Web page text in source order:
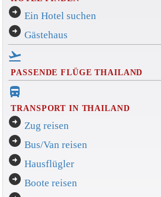
arrow_circle_right Ein Hotel suchen
arrow_circle_right Gästehaus
flight_takeoff
PASSENDE FLÜGE THAILAND
directions_bus_filled
TRANSPORT IN THAILAND
arrow_circle_right Zug reisen
arrow_circle_right Bus/Van reisen
arrow_circle_right Hausflügler
arrow_circle_right Boote reisen